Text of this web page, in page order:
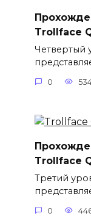
Trollface
Четвертый
0
Trollface
Третий
0